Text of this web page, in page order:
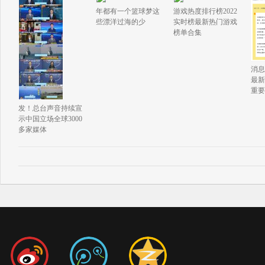
发！总台声音持续宣
示中国立场全球3000
多家媒体
年都有一个篮球梦这
些漂洋过海的少
游戏热度排行榜2022
实时榜最新热门游戏
榜单合集
消
最
重要